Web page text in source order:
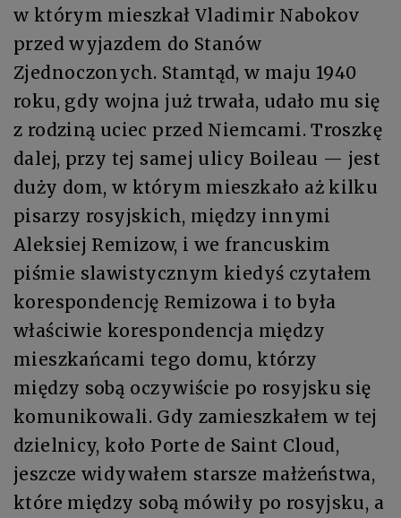
w którym mieszkał Vladimir Nabokov
przed wyjazdem do Stanów
Zjednoczonych. Stamtąd, w maju 1940
roku, gdy wojna już trwała, udało mu się
z rodziną uciec przed Niemcami. Troszkę
dalej, przy tej samej ulicy Boileau — jest
duży dom, w którym mieszkało aż kilku
pisarzy rosyjskich, między innymi
Aleksiej Remizow, i we francuskim
piśmie slawistycznym kiedyś czytałem
korespondencję Remizowa i to była
właściwie korespondencja między
mieszkańcami tego domu, którzy
między sobą oczywiście po rosyjsku się
komunikowali. Gdy zamieszkałem w tej
dzielnicy, koło Porte de Saint Cloud,
jeszcze widywałem starsze małżeństwa,
które między sobą mówiły po rosyjsku, a